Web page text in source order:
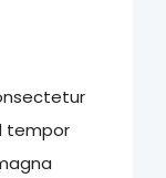
tempor